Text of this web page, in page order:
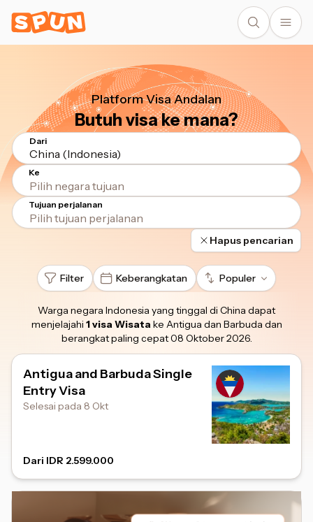
Platform Visa Andalan
Butuh visa ke mana?
Dari
China (Indonesia)
Ke
Tujuan perjalanan
Hapus pencarian
Filter Keberangkatan Populer
Warga negara Indonesia yang tinggal di China dapat
menjelajahi 1 visa Wisatake Antigua dan Barbuda dan
berangkat paling cepat 08 Oktober 2026.
Antigua and Barbuda Single
Entry Visa
Selesai pada 8 Okt
Dari IDR 2.599.000